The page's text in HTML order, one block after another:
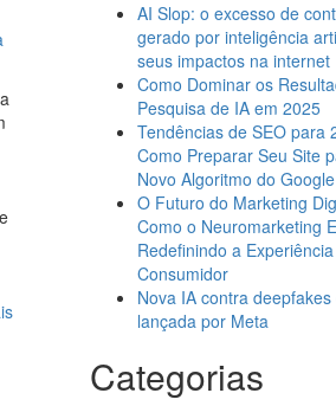
AI Slop: o excesso de
gerado por inteligência
seus impactos na internet
Como Dominar os
Pesquisa de IA em 2025
Tendências de SEO para
Como Preparar Seu Site
Novo Algoritmo do Google
O Futuro do Marketing
Como o Neuromarketing
Redefinindo a
Consumidor
Nova IA contra deepfakes
lançada por Meta
Categorias